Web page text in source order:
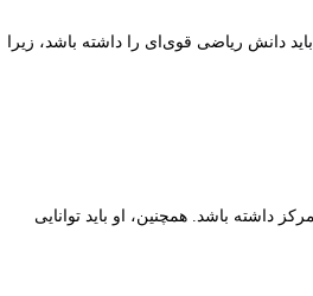
دانش ریاضی قوی‌ای را داشته باشد، زیرا
داشته باشد. همچنین، او باید توانایی